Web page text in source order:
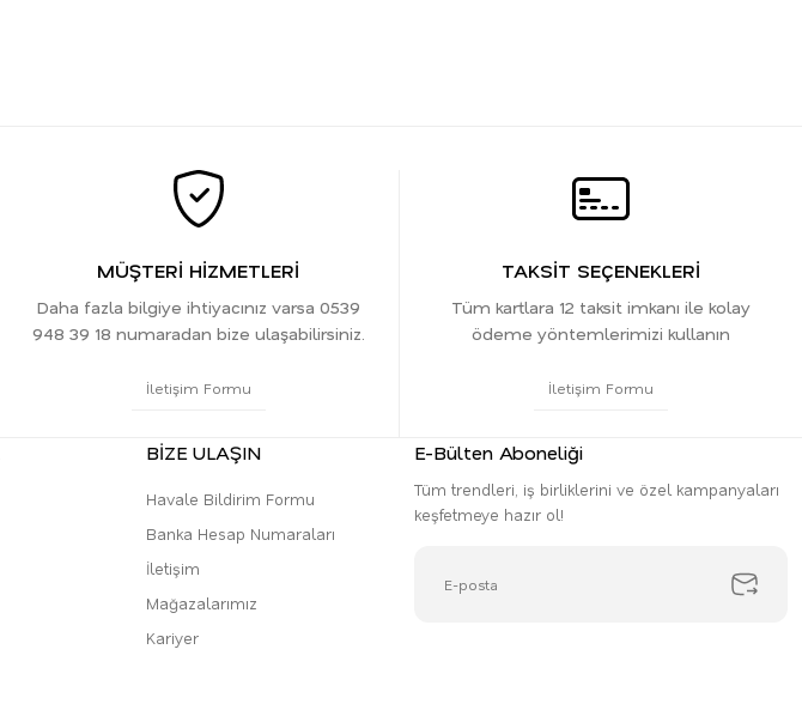
MÜŞTERİ HİZMETLERİ
Daha fazla bilgiye ihtiyacınız varsa 0539
948 39 18 numaradan bize ulaşabilirsiniz.
İletişim Formu
TAKSİT SEÇENEKLERİ
Tüm kartlara 12 taksit imkanı ile kolay
ödeme yöntemlerimizi kullanın
İletişim Formu
BİZE ULAŞIN
Havale Bildirim Formu
Banka Hesap Numaraları
İletişim
Mağazalarımız
Kariyer
E-Bülten Aboneliği
Tüm trendleri, iş birliklerini ve özel kampanyaları
keşfetmeye hazır ol!